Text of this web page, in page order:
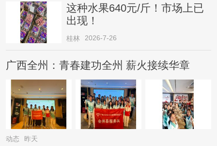
这种水果640元/斤！市场上已
出现！
桂林 2026-7-26
广西全州：青春建功全州 薪火接续华章
动态 昨天